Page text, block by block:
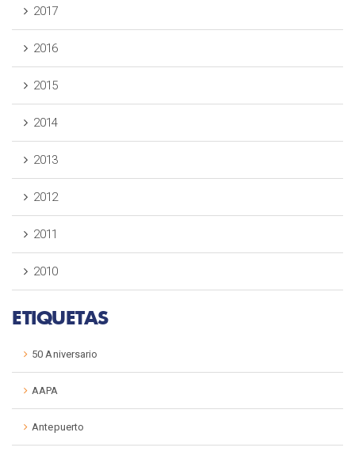
2017
2016
2015
2014
2013
2012
2011
2010
ETIQUETAS
50 Aniversario
AAPA
Antepuerto